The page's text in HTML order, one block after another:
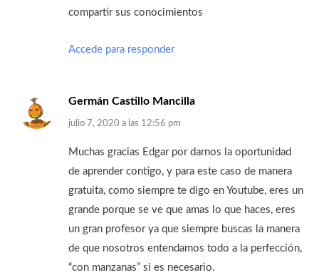
compartir sus conocimientos
Accede para responder
Germán Castillo Mancilla
julio 7, 2020 a las 12:56 pm
Muchas gracias Edgar por darnos la oportunidad
de aprender contigo, y para este caso de manera
gratuita, como siempre te digo en Youtube, eres un
grande porque se ve que amas lo que haces, eres
un gran profesor ya que siempre buscas la manera
de que nosotros entendamos todo a la perfección,
“con manzanas” si es necesario.